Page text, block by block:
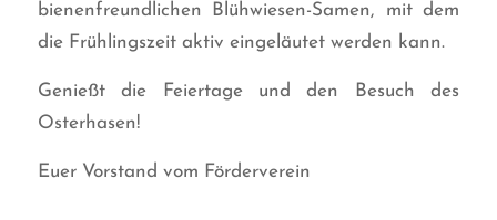
bienenfreundlichen Blühwiesen-Samen, mit dem
die Frühlingszeit aktiv eingeläutet werden kann.
Genießt die Feiertage und den Besuch des
Osterhasen!
Euer Vorstand vom Förderverein